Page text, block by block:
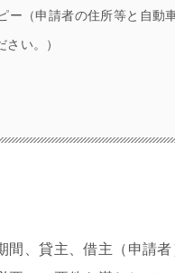
（申請者の住所等と自動
い。）
、貸主、借主（申請